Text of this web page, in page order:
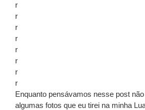
r
r
r
r
r
r
r
r
Enquanto pensávamos nesse post
algumas fotos que eu tirei na minha